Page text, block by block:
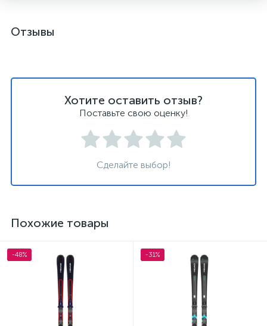
Отзывы
Хотите оставить отзыв?
Поставьте свою оценку!
Сделайте выбор!
Похожие товары
-48% -31%